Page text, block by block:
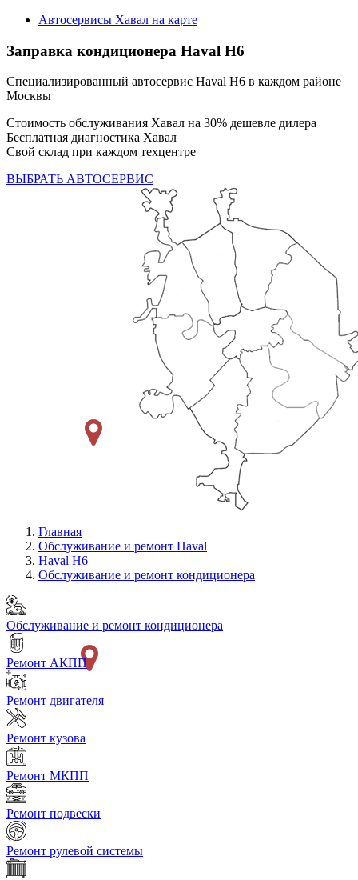
Автосервисы Хавал на карте
Заправка кондиционера Haval H6
Специализированный автосервис Haval H6 в каждом районе
Москвы
Стоимость обслуживания Хавал на 30% дешевле дилера
Бесплатная диагностика Хавал
Свой склад при каждом техцентре
ВЫБРАТЬ АВТОСЕРВИС
Главная
Обслуживание и ремонт Haval
Haval H6
Обслуживание и ремонт кондиционера
Обслуживание и ремонт кондиционера
Ремонт АКПП
Ремонт двигателя
Ремонт кузова
Ремонт МКПП
Ремонт подвески
Ремонт рулевой системы